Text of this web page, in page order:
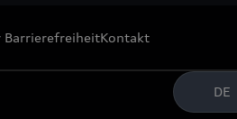
BarrierefreiheitKontakt
DE